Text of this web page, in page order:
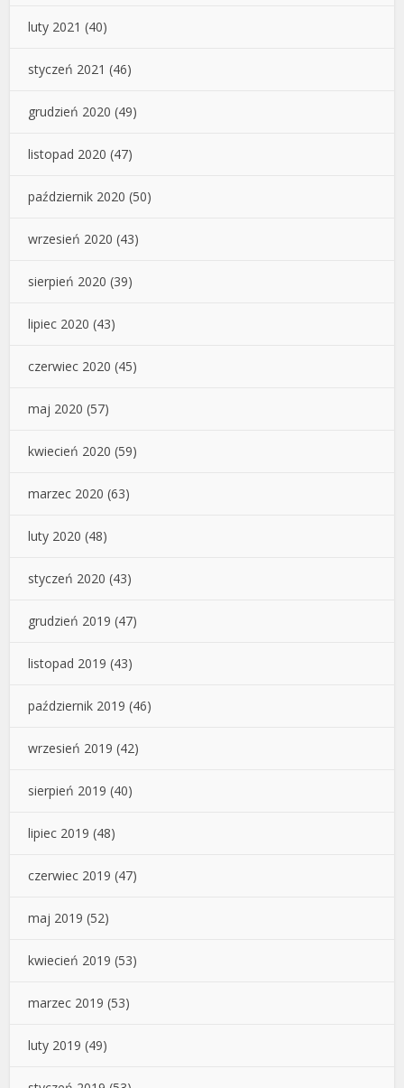
luty 2021 (40)
styczeń 2021 (46)
grudzień 2020 (49)
listopad 2020 (47)
październik 2020 (50)
wrzesień 2020 (43)
sierpień 2020 (39)
lipiec 2020 (43)
czerwiec 2020 (45)
maj 2020 (57)
kwiecień 2020 (59)
marzec 2020 (63)
luty 2020 (48)
styczeń 2020 (43)
grudzień 2019 (47)
listopad 2019 (43)
październik 2019 (46)
wrzesień 2019 (42)
sierpień 2019 (40)
lipiec 2019 (48)
czerwiec 2019 (47)
maj 2019 (52)
kwiecień 2019 (53)
marzec 2019 (53)
luty 2019 (49)